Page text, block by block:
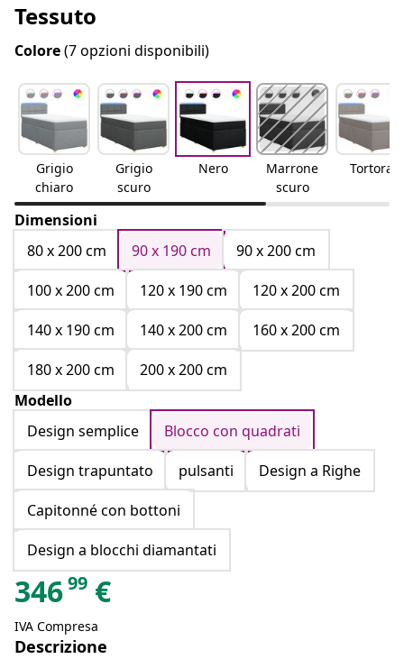
Tessuto
Colore(7 opzioni disponibili)
Grigio
chiaro
Grigio
scuro
Nero
Marrone
scuro
Tortora
Dimensioni
80 x 200 cm
90 x 190 cm
90 x 200 cm
100 x 200 cm
120 x 190 cm
120 x 200 cm
140 x 190 cm
140 x 200 cm
160 x 200 cm
180 x 200 cm
200 x 200 cm
Modello
Design semplice
Blocco con quadrati
Design trapuntato
pulsanti
Design a Righe
Capitonné con bottoni
Design a blocchi diamantati
34699 €
IVA Compresa
Descrizione